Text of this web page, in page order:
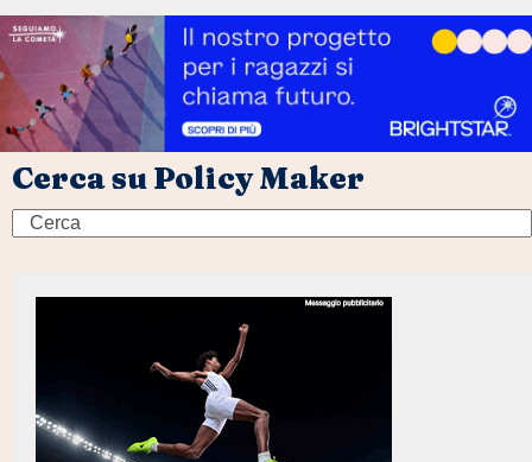
Cerca su Policy Maker
Search